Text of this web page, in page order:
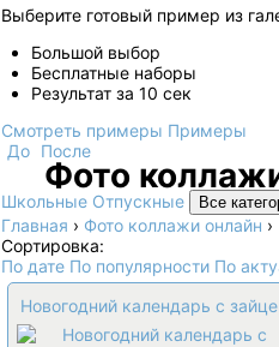
Выберите готовый пример из
Большой выбор
Бесплатные наборы
Результат за 10 сек
Смотреть примеры Примеры
До После
Фото
Школьные Отпускные Все
Главная › Фото коллажи онлайн ›
Сортировка:
По дате По популярности По
Новогодний календарь с